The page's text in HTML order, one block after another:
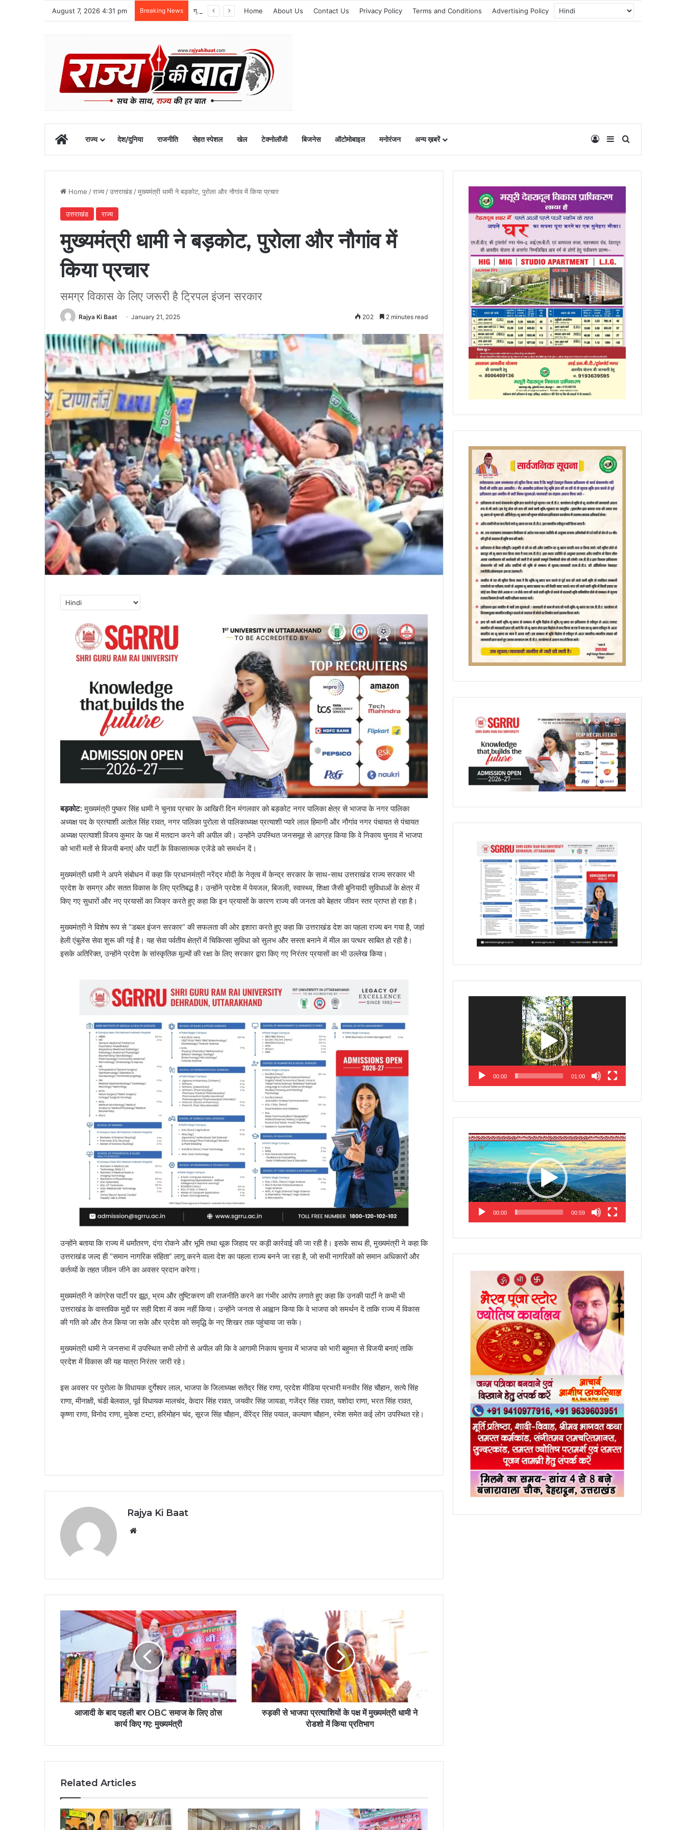
August 7, 2026 4:31 pm Breaking News ग्राफिक एरा को बड़ी सफलता, एनएमसी ने 250 एमबीबीएस सीटों को दी मंजूरी Home About Us Contact Us Privacy Policy Terms and Conditions Advertising Policy
Homeराज्य देश/दुनिया राजनीति सेहत स्पेशल खेल टेक्नोलॉजी बिजनेस ऑटोमोबाइल मनोरंजन अन्य ख़बरें Log InSidebar
Home /राज्य /उत्तराखंड /मुख्यमंत्री धामी ने बड़कोट, पुरोला और नौगांव में किया प्रचार
उत्तराखंड राज्य
मुख्यमंत्री धामी ने बड़कोट, पुरोला और नौगांव में
किया प्रचार
समग्र विकास के लिए जरूरी है ट्रिपल इंजन सरकार
Rajya Ki Baat January 21, 2025 202 2 minutes read
बड़कोट: मुख्यमंत्री पुष्कर सिंह धामी ने चुनाव प्रचार के आखिरी दिन मंगलवार को बड़कोट नगर पालिका क्षेत्र से भाजपा के नगर पालिका
अध्यक्ष पद के प्रत्याशी अतोल सिंह रावत, नगर पालिका पुरोला से पालिकाध्यक्ष प्रत्याशी प्यारे लाल हिमानी और नौगांव नगर पंचायत से पंचायत
अध्यक्ष प्रत्याशी विजय कुमार के पक्ष में मतदान करने की अपील की। उन्होंने उपस्थित जनसमूह से आग्रह किया कि वे निकाय चुनाव में भाजपा
को भारी मतों से विजयी बनाएं और पार्टी के विकासात्मक एजेंडे को समर्थन दें।
मुख्यमंत्री धामी ने अपने संबोधन में कहा कि प्रधानमंत्री नरेंद्र मोदी के नेतृत्व में केन्द्र सरकार के साथ-साथ उत्तराखंड राज्य सरकार भी
प्रदेश के समग्र और सतत विकास के लिए प्रतिबद्ध है। उन्होंने प्रदेश में पेयजल, बिजली, स्वास्थ्य, शिक्षा जैसी बुनियादी सुविधाओं के क्षेत्र में
किए गए सुधारों और नए प्रयासों का जिक्र करते हुए कहा कि इन प्रयासों के कारण राज्य की जनता को बेहतर जीवन स्तर प्राप्त हो रहा है।
मुख्यमंत्री ने विशेष रूप से “डबल इंजन सरकार” की सफलता की ओर इशारा करते हुए कहा कि उत्तराखंड देश का पहला राज्य बन गया है, जहां
हेली एंबुलेंस सेवा शुरू की गई है। यह सेवा पर्वतीय क्षेत्रों में चिकित्सा सुविधा को सुलभ और सस्ता बनाने में मील का पत्थर साबित हो रही है।
इसके अतिरिक्त, उन्होंने प्रदेश के सांस्कृतिक मूल्यों की रक्षा के लिए सरकार द्वारा किए गए निरंतर प्रयासों का भी उल्लेख किया।
उन्होंने बताया कि राज्य में धर्मांतरण, दंगा रोकने और भूमि तथा थूक जिहाद पर कड़ी कार्रवाई की जा रही है। इसके साथ ही, मुख्यमंत्री ने कहा कि
उत्तराखंड जल्द ही “समान नागरिक संहिता” लागू करने वाला देश का पहला राज्य बनने जा रहा है, जो सभी नागरिकों को समान अधिकारों और
कर्तव्यों के तहत जीवन जीने का अवसर प्रदान करेगा।
मुख्यमंत्री ने कांग्रेस पार्टी पर झूठ, भ्रम और तुष्टिकरण की राजनीति करने का गंभीर आरोप लगाते हुए कहा कि उनकी पार्टी ने कभी भी
उत्तराखंड के वास्तविक मुद्दों पर सही दिशा में काम नहीं किया। उन्होंने जनता से आह्वान किया कि वे भाजपा को समर्थन दें ताकि राज्य में विकास
की गति को और तेज किया जा सके और प्रदेश को समृद्धि के नए शिखर तक पहुंचाया जा सके।
मुख्यमंत्री धामी ने जनसभा में उपस्थित सभी लोगों से अपील की कि वे आगामी निकाय चुनाव में भाजपा को भारी बहुमत से विजयी बनाएं ताकि
प्रदेश में विकास की यह यात्रा निरंतर जारी रहे।
इस अवसर पर पुरोला के विधायक दुर्गेश्वर लाल, भाजपा के जिलाध्यक्ष सतेंद्र सिंह राणा, प्रदेश मीडिया प्रभारी मनवीर सिंह चौहान, सत्ये सिंह
राणा, मीनाक्षी, चंडी बेलवाल, पूर्व विधायक मालचंद, केदार सिंह रावत, जयवीर सिंह जायडा, गजेंद्र सिंह रावत, यशोदा राणा, भरत सिंह रावत,
कृष्णा राणा, विनोद राणा, मुकेश टम्टा, हरिमोहन चंद, सूरज सिंह चौहान, वीरेंद्र सिंह पयाल, कल्याण चौहान, रमेश समेत कई लोग उपस्थित रहे।
Rajya Ki Baat
आजादी के बाद पहली बार OBC समाज के लिए ठोस
कार्य किए गए: मुख्यमंत्री
रुड़की से भाजपा प्रत्याशियों के पक्ष में मुख्यमंत्री धामी ने
रोडशो में किया प्रतिभाग
Related Articles
00:00 01:00
Video
Player
00:00 00:59